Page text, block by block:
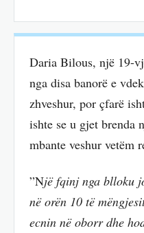
Daria Bilous, një 19-
nga disa banorë e
zhveshur, por çfarë
ishte se u gjet brenda
mbante veshur vetëm
”Një fqinj nga blloku
në orën 10 të
ecnin në oborr dhe